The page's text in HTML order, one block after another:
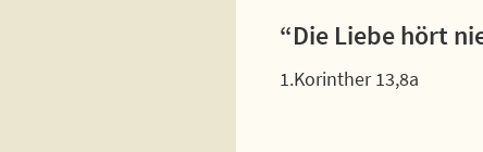
“Die Liebe hört
1.Korinther 13,8a